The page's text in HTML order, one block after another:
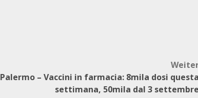
Palermo – Vaccini in farmacia: 8mila dosi questa
settimana, 50mila dal 3 settembre